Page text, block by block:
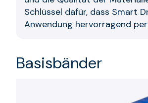
Schlüssel dafür, dass Smart
Anwendung hervorragend
Basisbänder